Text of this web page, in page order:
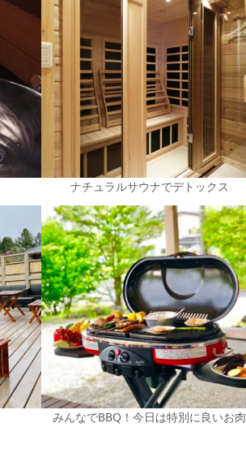
ナチュラルサウナでデトックス
みんなでBBQ！今日は特別に良いお肉